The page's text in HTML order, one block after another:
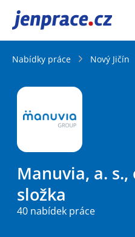
JenPráce.cz
Nabídky práce Nový Jičín
Manuvia, a.
složka
40 nabídek práce